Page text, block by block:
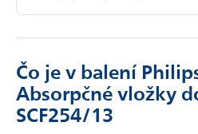
Čo je v balení
Absorpčné vložky
SCF254/13